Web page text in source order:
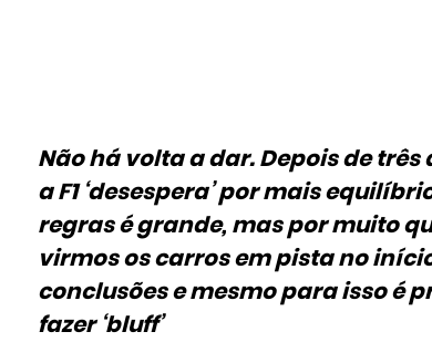
Não há volta a dar. Depois de
a F1 ‘desespera’ por mais
regras é grande, mas por muito
virmos os carros em pista no
conclusões e mesmo para isso é
fazer ‘bluff’